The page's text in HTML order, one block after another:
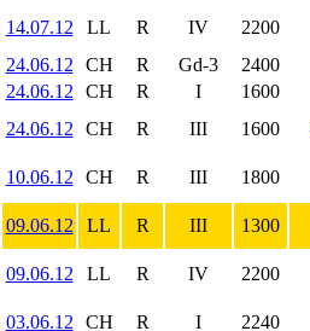
14.07.12 LL R IV 2200
24.06.12
CH R Gd-3 2400
24.06.12
CH R I 1600
24.06.12
CH R III 1600
10.06.12 CH R III 1800
09.06.12 LL R III 1300
09.06.12 LL R IV 2200
03.06.12 CH R I 2240